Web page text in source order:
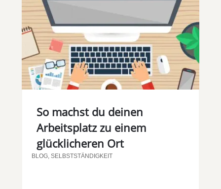
So machst du deinen
Arbeitsplatz zu einem
glücklicheren Ort
BLOG, SELBSTSTÄNDIGKEIT